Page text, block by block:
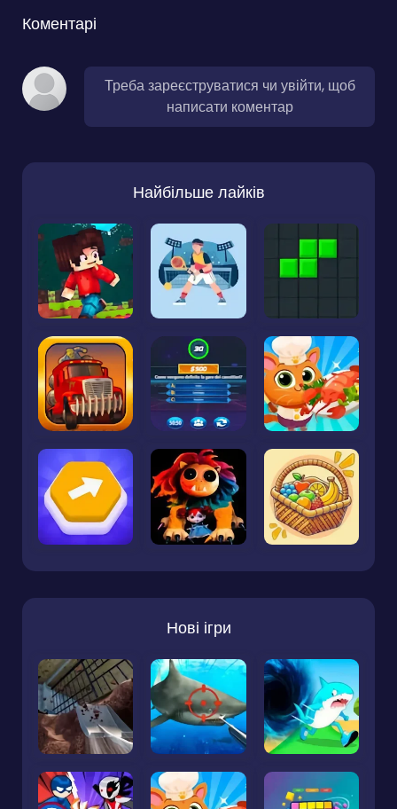
Коментарі
Треба зареєструватися чи увійти, щоб
написати коментар
Найбільше лайків
Нові ігри